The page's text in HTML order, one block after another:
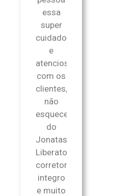
essa
super
cuidadosa
e
atenciosa
com os
clientes,
não
esquecendo
do
Jonatas
Liberato,
corretor
integro
e muito